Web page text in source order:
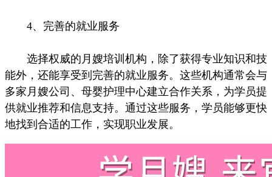
4、完善的就业服务
选择权威的月嫂培训机构，除了获得专业知识和技
能外，还能享受到完善的就业服务。这些机构通常会与
多家月嫂公司、母婴护理中心建立合作关系，为学员提
供就业推荐和信息支持。通过这些服务，学员能够更快
地找到合适的工作，实现职业发展。